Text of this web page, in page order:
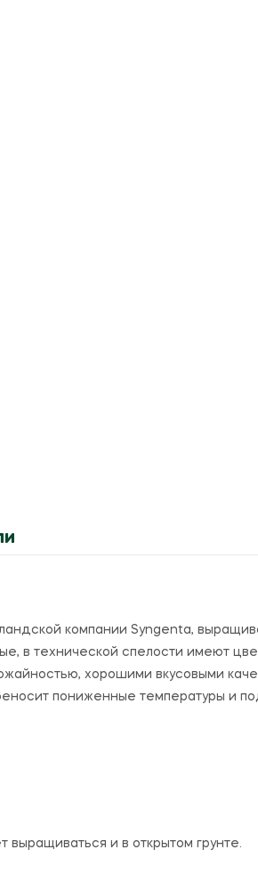
компании Syngenta,
в технической спелости имеют
хорошими вкусовыми
пониженные температуры и
выращиваться и в открытом грунте.